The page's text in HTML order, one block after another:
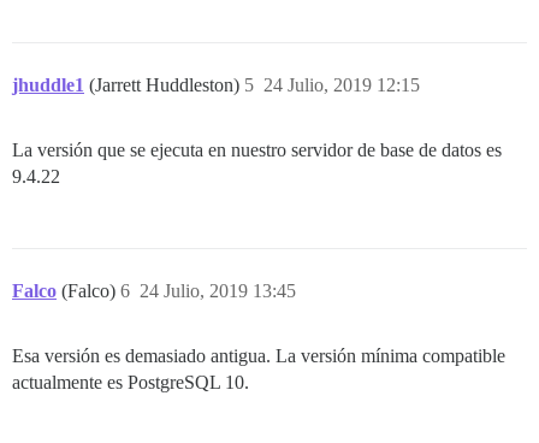
jhuddle1 (Jarrett Huddleston) 24 Julio, 2019 12:15
5
La versión que se ejecuta en nuestro servidor de base de datos es
9.4.22
Falco (Falco) 24 Julio, 2019 13:45
6
Esa versión es demasiado antigua. La versión mínima compatible
actualmente es PostgreSQL 10.